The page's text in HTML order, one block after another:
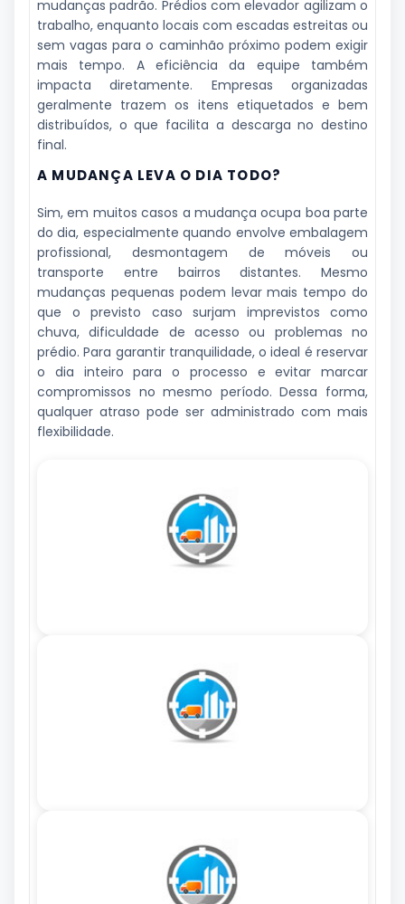
mudanças padrão. Prédios com elevador agilizam o
trabalho, enquanto locais com escadas estreitas ou
sem vagas para o caminhão próximo podem exigir
mais tempo. A eficiência da equipe também
impacta diretamente. Empresas organizadas
geralmente trazem os itens etiquetados e bem
distribuídos, o que facilita a descarga no destino
final.
A MUDANÇA LEVA O DIA TODO?
Sim, em muitos casos a mudança ocupa boa parte
do dia, especialmente quando envolve embalagem
profissional, desmontagem de móveis ou
transporte entre bairros distantes. Mesmo
mudanças pequenas podem levar mais tempo do
que o previsto caso surjam imprevistos como
chuva, dificuldade de acesso ou problemas no
prédio. Para garantir tranquilidade, o ideal é reservar
o dia inteiro para o processo e evitar marcar
compromissos no mesmo período. Dessa forma,
qualquer atraso pode ser administrado com mais
flexibilidade.